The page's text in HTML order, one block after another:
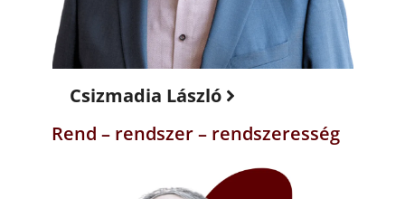
Csizmadia László
Rend – rendszer – rendszeresség